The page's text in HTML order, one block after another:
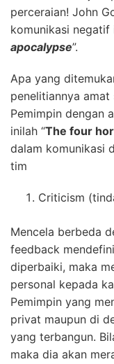
perceraian! John
komunikasi negatif
apocalypse”.
Apa yang
penelitiannya
Pemimpin dengan
inilah “The four
dalam komunikasi
tim
Criticism
Mencela berbeda
feedback
diperbaiki, maka
personal kepada
Pemimpin yang
privat maupun di
yang terbangun.
maka dia akan